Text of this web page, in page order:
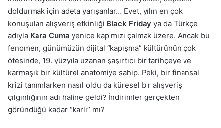
doldurmak için adeta yarışanlar… Evet, yılın en çok
konuşulan alışveriş etkinliği Black Friday ya da Türkçe
adıyla Kara Cuma yenice kapımızı çalmak üzere. Ancak bu
fenomen, günümüzün dijital “kapışma” kültürünün çok
ötesinde, 19. yüzyıla uzanan şaşırtıcı bir tarihçeye ve
karmaşık bir kültürel anatomiye sahip. Peki, bir finansal
krizi tanımlarken nasıl oldu da küresel bir alışveriş
çılgınlığının adı haline geldi? İndirimler gerçekten
göründüğü kadar “karlı” mı?